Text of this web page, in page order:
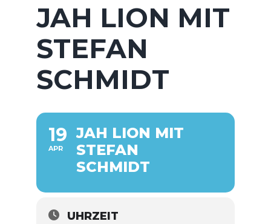
JAH LION MIT
STEFAN
SCHMIDT
19
APR
JAH LION MIT
STEFAN
SCHMIDT
UHRZEIT